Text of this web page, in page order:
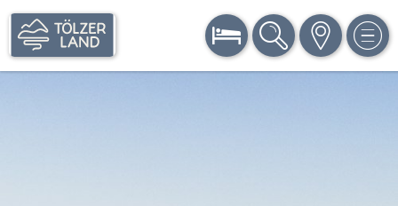
BUCHEN SUCHE KARTE MENÜ